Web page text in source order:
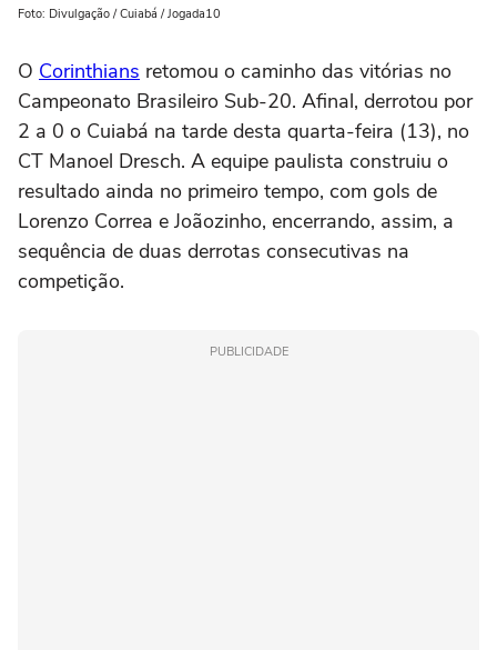
Foto: Divulgação / Cuiabá / Jogada10
O Corinthians retomou o caminho das vitórias no
Campeonato Brasileiro Sub-20. Afinal, derrotou por
2 a 0 o Cuiabá na tarde desta quarta-feira (13), no
CT Manoel Dresch. A equipe paulista construiu o
resultado ainda no primeiro tempo, com gols de
Lorenzo Correa e Joãozinho, encerrando, assim, a
sequência de duas derrotas consecutivas na
competição.
PUBLICIDADE